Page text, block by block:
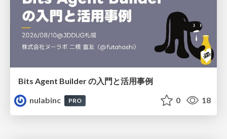
Bits Agent Builder の⼊⾨と活⽤事例
nulabinc
PRO 0 18